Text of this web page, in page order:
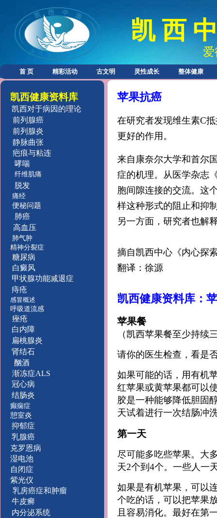
首 页 精彩活动 古文明 灵性成长 整体健康
凯 西
苹果抗癌
在研究者发现维生素C
更好的作用。
来自康奈尔大学和首尔
症的机理。从医学杂志
胞间隙连接的交流。这
样这种形式的阻止和抑
另一方面，研究者也解
摘自凯西中心《内心探
翻译：徐源
凯西健康资料库：
苹果餐
（凯西苹果餐至少持续
请你的医生检查，看是
如果可能的话，用有机
红苹果或黄苹果都可以
胶是一种能够降低胆固
天试着进行一次结肠冲
第一天
尽可能多吃些苹果。大
天2个到4个。一些人一
如果是有机苹果，可以
个吃的话，可以把苹果
且容易消化。最好在第
凯西健康资料库
凯西对于病因的理论
前列腺癌
前列腺炎
静脉曲张
疤痕与粘连
哮喘
纤维肌痛
脱发
痛经
便秘问题
肺癌
高血压
肺气肿
精神分裂症
糖尿病
白癜风
甲状腺功能减退症
痔疮
感冒概述
呼吸道流感
痤疮
白内障
扁桃腺炎
肾结石
酗酒
渐冻症ALS
冠心病
结肠炎
癫痫症
憩室炎
抑郁症
乳腺癌
克罗恩病
湿电池
自闭症
紫光仪
乳房癌症和肿瘤
牛皮癣
内分泌系统